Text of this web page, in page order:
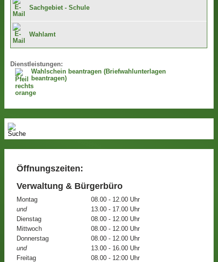
Sachgebiet - Schule
Wahlamt
Dienstleistungen:
Wahlschein beantragen (Briefwahlunterlagen
beantragen)
Öffnungszeiten:
Verwaltung & Bürgerbüro
Montag
08.00 - 12.00 Uhr
und
13.00 - 17.00 Uhr
Dienstag
08.00 - 12.00 Uhr
Mittwoch
08.00 - 12.00 Uhr
Donnerstag
08.00 - 12.00 Uhr
und
13.00 - 16.00 Uhr
Freitag
08.00 - 12:00 Uhr